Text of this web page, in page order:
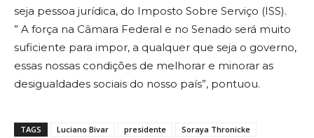
seja pessoa jurídica, do Imposto Sobre Serviço (ISS).
” A força na Câmara Federal e no Senado será muito
suficiente para impor, a qualquer que seja o governo,
essas nossas condições de melhorar e minorar as
desigualdades sociais do nosso país”, pontuou.
TAGS Luciano Bivar presidente
Soraya Thronicke